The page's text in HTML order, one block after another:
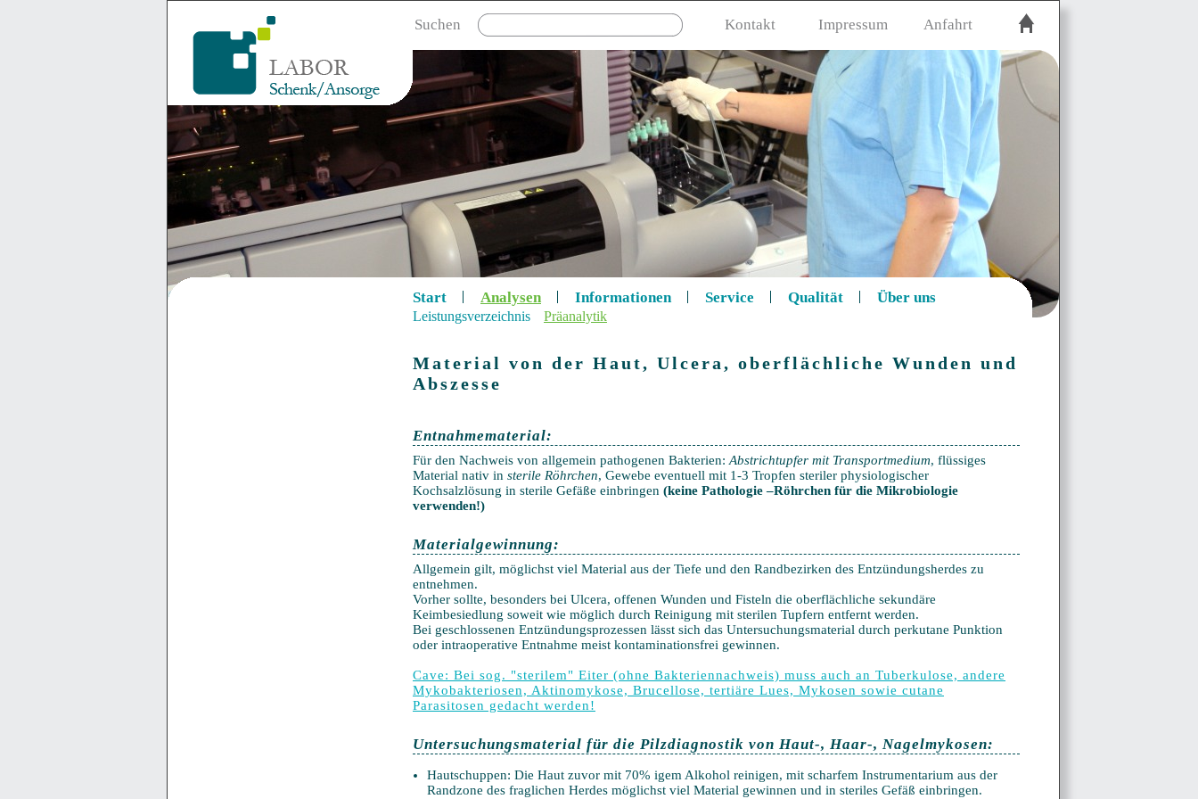
Suchen Kontakt Impressum Anfahrt
Start Analysen Informationen Service Qualität Über uns
Leistungsverzeichnis Präanalytik
Material von der Haut, Ulcera, oberflächliche Wunden und
Abszesse
Entnahmematerial:
Für den Nachweis von allgemein pathogenen Bakterien: Abstrichtupfer mit Transportmedium, flüssiges
Material nativ in sterile Röhrchen, Gewebe eventuell mit 1-3 Tropfen steriler physiologischer
Kochsalzlösung in sterile Gefäße einbringen (keine Pathologie –Röhrchen für die Mikrobiologie
verwenden!)
Materialgewinnung:
Allgemein gilt, möglichst viel Material aus der Tiefe und den Randbezirken des Entzündungsherdes zu
entnehmen.
Vorher sollte, besonders bei Ulcera, offenen Wunden und Fisteln die oberflächliche sekundäre
Keimbesiedlung soweit wie möglich durch Reinigung mit sterilen Tupfern entfernt werden.
Bei geschlossenen Entzündungsprozessen lässt sich das Untersuchungsmaterial durch perkutane Punktion
oder intraoperative Entnahme meist kontaminationsfrei gewinnen.
Cave: Bei sog. "sterilem" Eiter (ohne Bakteriennachweis) muss auch an Tuberkulose, andere
Mykobakteriosen, Aktinomykose, Brucellose, tertiäre Lues, Mykosen sowie cutane
Parasitosen gedacht werden!
Untersuchungsmaterial für die Pilzdiagnostik von Haut-, Haar-, Nagelmykosen:
Hautschuppen: Die Haut zuvor mit 70% igem Alkohol reinigen, mit scharfem Instrumentarium aus der
Randzone des fraglichen Herdes möglichst viel Material gewinnen und in steriles Gefäß einbringen.